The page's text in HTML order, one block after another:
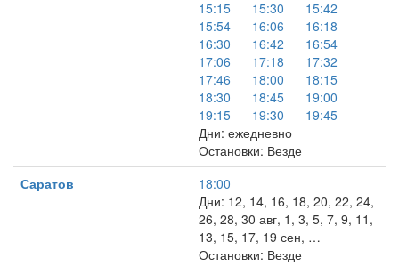
15:15
15:30
15:42
15:54
16:06
16:18
16:30
16:42
16:54
17:06
17:18
17:32
17:46
18:00
18:15
18:30
18:45
19:00
19:15
19:30
19:45
Дни: ежедневно
Остановки: Везде
Саратов
18:00
Дни: 12, 14, 16, 18, 20, 22, 24,
26, 28, 30 авг, 1, 3, 5, 7, 9, 11,
13, 15, 17, 19 сен, …
Остановки: Везде